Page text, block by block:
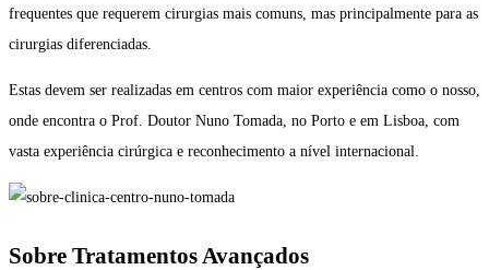
frequentes que requerem cirurgias mais comuns, mas principalmente para as
cirurgias diferenciadas.
Estas devem ser realizadas em centros com maior experiência como o nosso,
onde encontra o Prof. Doutor Nuno Tomada, no Porto e em Lisboa, com
vasta experiência cirúrgica e reconhecimento a nível internacional.
Sobre Tratamentos Avançados